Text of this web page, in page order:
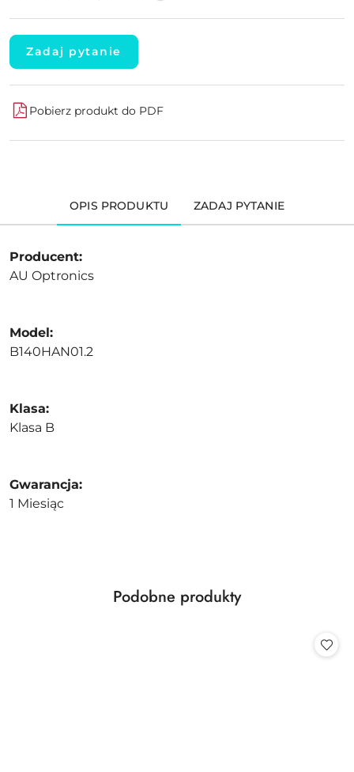
Zadaj pytanie
Pobierz produkt do PDF
OPIS PRODUKTU ZADAJ PYTANIE
Producent:
AU Optronics
Model:
B140HAN01.2
Klasa:
Klasa B
Gwarancja:
1 Miesiąc
Pomiń karuzelę produktów
Produkty
Podobne produkty